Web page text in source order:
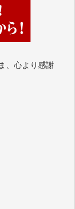
、心より感謝